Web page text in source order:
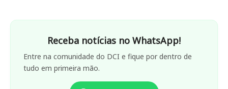
Receba notícias no WhatsApp!
Entre na comunidade do DCI e fique por dentro de
tudo em primeira mão.